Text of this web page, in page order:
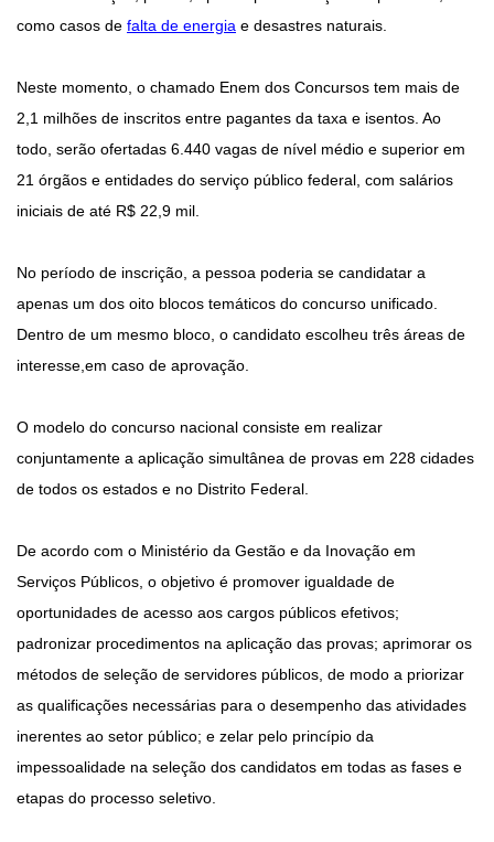
como casos de falta de energia e desastres naturais.
Neste momento, o chamado Enem dos Concursos tem mais de
2,1 milhões de inscritos entre pagantes da taxa e isentos. Ao
todo, serão ofertadas 6.440 vagas de nível médio e superior em
21 órgãos e entidades do serviço público federal, com salários
iniciais de até R$ 22,9 mil.
No período de inscrição, a pessoa poderia se candidatar a
apenas um dos oito blocos temáticos do concurso unificado.
Dentro de um mesmo bloco, o candidato escolheu três áreas de
interesse,em caso de aprovação.
O modelo do concurso nacional consiste em realizar
conjuntamente a aplicação simultânea de provas em 228 cidades
de todos os estados e no Distrito Federal.
De acordo com o Ministério da Gestão e da Inovação em
Serviços Públicos, o objetivo é promover igualdade de
oportunidades de acesso aos cargos públicos efetivos;
padronizar procedimentos na aplicação das provas; aprimorar os
métodos de seleção de servidores públicos, de modo a priorizar
as qualificações necessárias para o desempenho das atividades
inerentes ao setor público; e zelar pelo princípio da
impessoalidade na seleção dos candidatos em todas as fases e
etapas do processo seletivo.